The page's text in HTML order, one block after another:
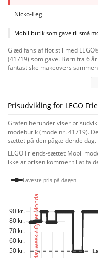
Nicko-Leg
Mobil butik som gave til små
Glæd fans af flot stil med
(41719) som gave. Børn fra 6
fantastiske makeovers
Små stylister kan blive
bliver endnu sjovere af de
pakkes væk, når shoppen er på
guider gør byggeoplevelsen
Sættet indeholder en trykt
Byggevejledninger omfatter
hjælper børn med at forstå
fremskridt, så de kan vende
Prisudvikling for LEGO
Grafen herunder viser
modebutik (modelnr. 41719).
sættet på den pågældende dag.
LEGO Friends-sættet Mobil
ikke at prisen kommer til at
Laveste pris på dagen